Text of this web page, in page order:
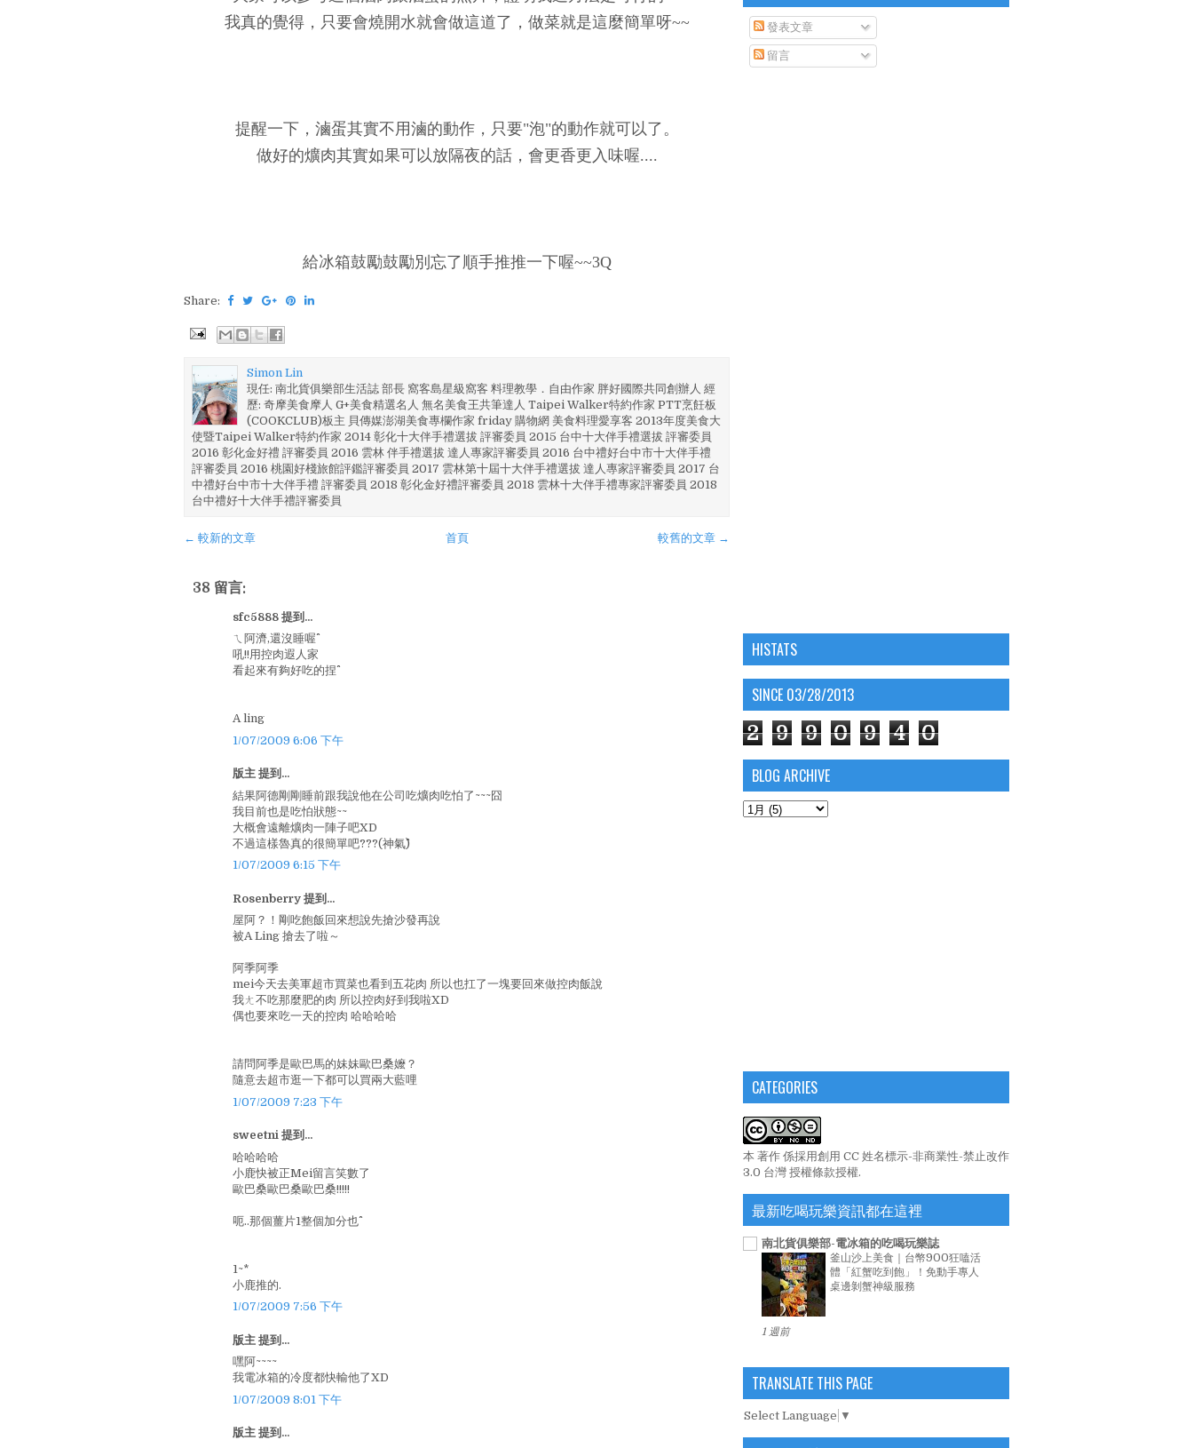
我真的覺得，只要會燒開水就會做這道了，做菜就是這麼簡單呀~~
提醒一下，滷蛋其實不用滷的動作，只要"泡"的動作就可以了。
做好的爌肉其實如果可以放隔夜的話，會更香更入味喔....
給冰箱鼓勵鼓勵別忘了順手推推一下喔~~3Q
Share:
Simon Lin
現任: 南北貨俱樂部生活誌 部長 窩客島星級窩客 料理教學．自由作家 胖好國際共同創辦人 經
歷: 奇摩美食摩人 G+美食精選名人 無名美食王共筆達人 Taipei Walker特約作家 PTT烹飪板
(COOKCLUB)板主 貝傳媒澎湖美食專欄作家 friday 購物網 美食料理愛享客 2013年度美食大
使暨Taipei Walker特約作家 2014 彰化十大伴手禮選拔 評審委員 2015 台中十大伴手禮選拔 評審委員
2016 彰化金好禮 評審委員 2016 雲林 伴手禮選拔 達人專家評審委員 2016 台中禮好台中市十大伴手禮
評審委員 2016 桃園好棧旅館評鑑評審委員 2017 雲林第十屆十大伴手禮選拔 達人專家評審委員 2017 台
中禮好台中市十大伴手禮 評審委員 2018 彰化金好禮評審委員 2018 雲林十大伴手禮專家評審委員 2018
台中禮好十大伴手禮評審委員
← 較新的文章 較舊的文章 →
首頁
38 留言:
sfc5888 提到...
ㄟ阿濟,還沒睡喔^^
吼!!用控肉遐人家
看起來有夠好吃的捏^^
A ling
1/07/2009 6:06 下午
版主 提到...
結果阿德剛剛睡前跟我說他在公司吃爌肉吃怕了~~~囧
我目前也是吃怕狀態~~
大概會遠離爌肉一陣子吧XD
不過這樣魯真的很簡單吧???(神氣^^)
1/07/2009 6:15 下午
Rosenberry 提到...
屋阿？！剛吃飽飯回來想說先搶沙發再說
被A Ling 搶去了啦～
阿季阿季
mei今天去美軍超市買菜也看到五花肉 所以也扛了一塊要回來做控肉飯說
我ㄤ不吃那麼肥的肉 所以控肉好到我啦XD
偶也要來吃一天的控肉 哈哈哈哈
請問阿季是歐巴馬的妹妹歐巴桑嬤？
隨意去超市逛一下都可以買兩大藍哩
1/07/2009 7:23 下午
sweetni 提到...
哈哈哈哈
小鹿快被正Mei留言笑數了
歐巴桑歐巴桑歐巴桑!!!!!
呃..那個薑片1整個加分也^^
1~*
小鹿推的.
1/07/2009 7:56 下午
版主 提到...
嘿阿~~~~
我電冰箱的冷度都快輸他了XD
1/07/2009 8:01 下午
版主 提到...
發表文章
留言
HISTATS
SINCE 03/28/2013
2 9 9 0 9 4 0
BLOG ARCHIVE
CATEGORIES
本 著作 係採用創用 CC 姓名標示-非商業性-禁止改作
3.0 台灣 授權條款授權.
最新吃喝玩樂資訊都在這裡
南北貨俱樂部-電冰箱的吃喝玩樂誌
釜山沙上美食｜台幣900狂嗑活
體「紅蟹吃到飽」！免動手專人
桌邊剝蟹神級服務
1 週前
TRANSLATE THIS PAGE
Select Language ▼